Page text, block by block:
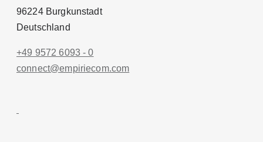
96224 Burgkunstadt
Deutschland
+49 9572 6093 - 0
connect@empiriecom.com